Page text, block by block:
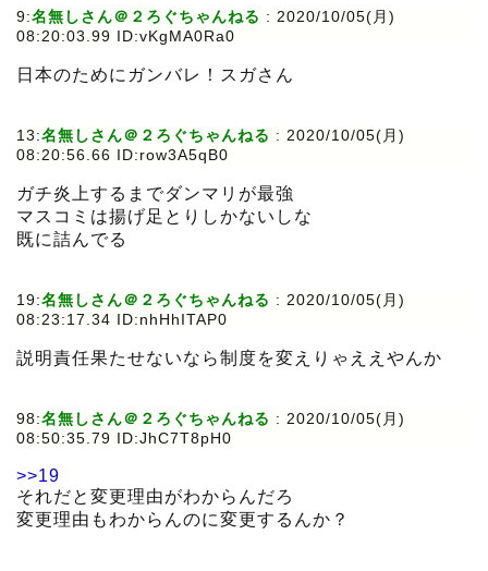
9:名無しさん＠２ろぐちゃんねる : 2020/10/05(月)
08:20:03.99 ID:vKgMA0Ra0
日本のためにガンバレ！スガさん
13:名無しさん＠２ろぐちゃんねる : 2020/10/05(月)
08:20:56.66 ID:row3A5qB0
ガチ炎上するまでダンマリが最強
マスコミは揚げ足とりしかないしな
既に詰んでる
19:名無しさん＠２ろぐちゃんねる : 2020/10/05(月)
08:23:17.34 ID:nhHhITAP0
説明責任果たせないなら制度を変えりゃええやんか
98:名無しさん＠２ろぐちゃんねる : 2020/10/05(月)
08:50:35.79 ID:JhC7T8pH0
>>19
それだと変更理由がわからんだろ
変更理由もわからんのに変更するんか？